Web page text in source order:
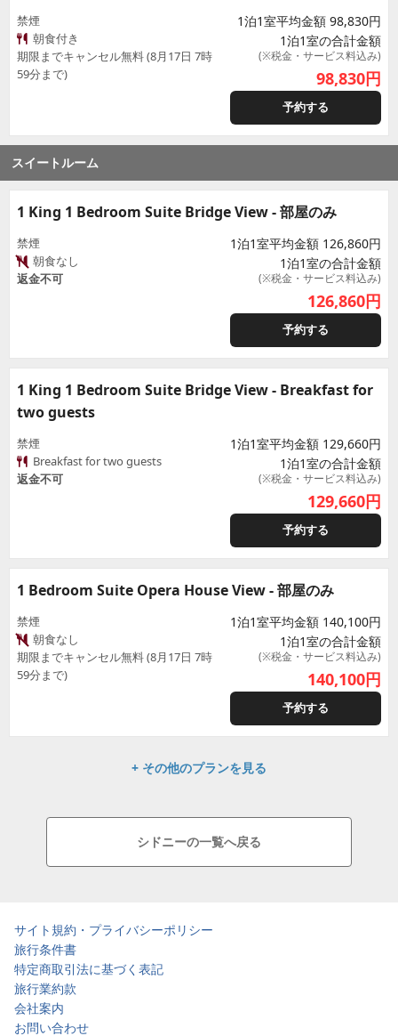
禁煙
朝食付き
期限までキャンセル無料 (8月17日 7時
59分まで)
1泊1室平均金額 98,830円
1泊1室の合計金額
(※税金・サービス料込み)
98,830円
予約する
スイートルーム
1 King 1 Bedroom Suite Bridge View - 部屋のみ
禁煙
朝食なし
返金不可
1泊1室平均金額 126,860円
1泊1室の合計金額
(※税金・サービス料込み)
126,860円
予約する
1 King 1 Bedroom Suite Bridge View - Breakfast for
two guests
禁煙
Breakfast for two guests
返金不可
1泊1室平均金額 129,660円
1泊1室の合計金額
(※税金・サービス料込み)
129,660円
予約する
1 Bedroom Suite Opera House View - 部屋のみ
禁煙
朝食なし
期限までキャンセル無料 (8月17日 7時
59分まで)
1泊1室平均金額 140,100円
1泊1室の合計金額
(※税金・サービス料込み)
140,100円
予約する
+ その他のプランを見る
シドニーの一覧へ戻る
サイト規約・プライバシーポリシー
旅行条件書
特定商取引法に基づく表記
旅行業約款
会社案内
お問い合わせ